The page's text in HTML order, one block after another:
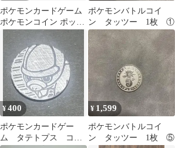
ポケモンカードゲーム
ポケモンコイン ポッチ
ャマ ヒコザル ナエトル
ポケモンバトルコイ
ン タッツー 1枚 ①
¥400
ポケモンカードゲー
ム タテトプス コイ
¥ 1,599
ポケモンバトルコイ
ン タッツー 1枚 ⑤